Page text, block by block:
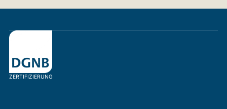
ZERTIFIZIERUNG